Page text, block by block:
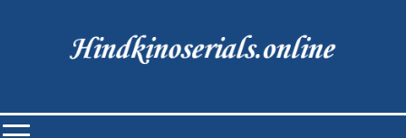
Индийские фильмы смотреть